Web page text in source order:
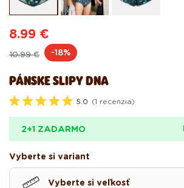
modálnom
okne
PÁNSKE SLIPY DNA
h
o
t
e
5.0 (1 recenzia)
Pôvodná
10.99 €
Akciová
8.99 €
-18%
2+1 ZADARMO
Vyberte si variant
Vyberte si veľkosť